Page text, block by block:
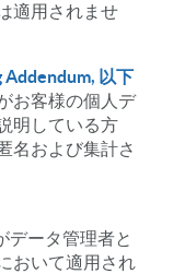
適用されませ
Addendum, 以下
お客様の個人デ
明している方
名および集計さ
データ管理者と
おいて適用され